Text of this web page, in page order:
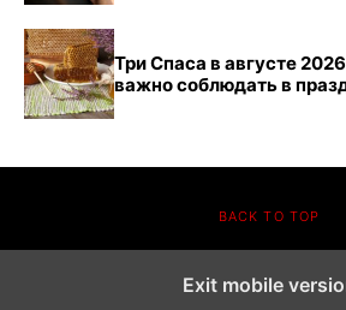
Три Спаса в августе
важно соблюдать в
BACK TO TOP
Exit mobile